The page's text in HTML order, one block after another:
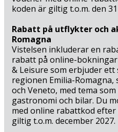
koden är giltig t.o.m. den
Rabatt på utflykter och
Romagna
Vistelsen inkluderar en
rabatt på online-bokningar
& Leisure som erbjuder
regionen Emilia-
och Veneto, med tema
gastronomi och bilar. Du
med online rabattkod
giltig t.o.m. december 2027.